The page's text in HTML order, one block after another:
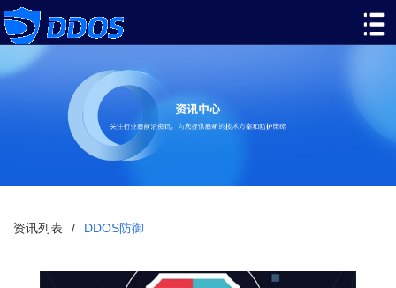
资讯列表 / DDOS防御